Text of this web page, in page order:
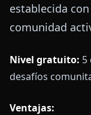
establecida
comunidad
Nivel gratuito: 5
desafíos
Ventajas: